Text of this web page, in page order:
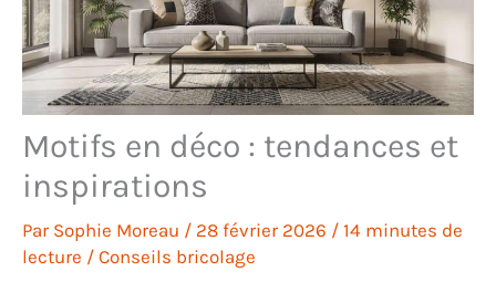
Motifs en déco : tendances et
inspirations
Par Sophie Moreau / 28 février 2026 / 14 minutes de
lecture / Conseils bricolage